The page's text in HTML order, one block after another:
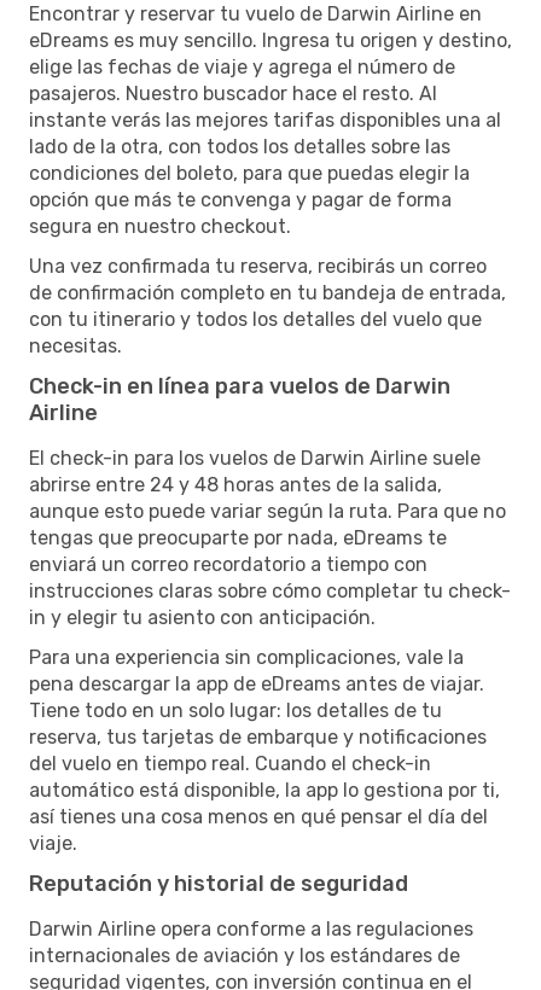
Encontrar y reservar tu vuelo de Darwin Airline en
eDreams es muy sencillo. Ingresa tu origen y destino,
elige las fechas de viaje y agrega el número de
pasajeros. Nuestro buscador hace el resto. Al
instante verás las mejores tarifas disponibles una al
lado de la otra, con todos los detalles sobre las
condiciones del boleto, para que puedas elegir la
opción que más te convenga y pagar de forma
segura en nuestro checkout.
Una vez confirmada tu reserva, recibirás un correo
de confirmación completo en tu bandeja de entrada,
con tu itinerario y todos los detalles del vuelo que
necesitas.
Check-in en línea para vuelos de Darwin
Airline
El check-in para los vuelos de Darwin Airline suele
abrirse entre 24 y 48 horas antes de la salida,
aunque esto puede variar según la ruta. Para que no
tengas que preocuparte por nada, eDreams te
enviará un correo recordatorio a tiempo con
instrucciones claras sobre cómo completar tu check-
in y elegir tu asiento con anticipación.
Para una experiencia sin complicaciones, vale la
pena descargar la app de eDreams antes de viajar.
Tiene todo en un solo lugar: los detalles de tu
reserva, tus tarjetas de embarque y notificaciones
del vuelo en tiempo real. Cuando el check-in
automático está disponible, la app lo gestiona por ti,
así tienes una cosa menos en qué pensar el día del
viaje.
Reputación y historial de seguridad
Darwin Airline opera conforme a las regulaciones
internacionales de aviación y los estándares de
seguridad vigentes, con inversión continua en el